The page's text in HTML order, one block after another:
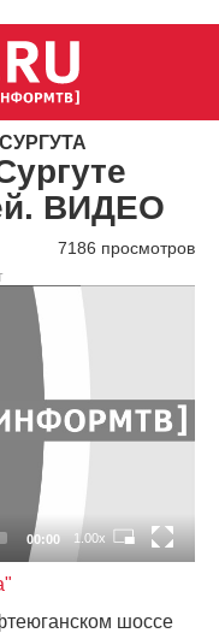
ВИДЕО
7186 просмотров
00:00 1.00x
шоссе